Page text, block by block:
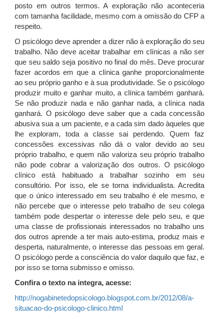
posto em outros termos. A exploração não aconteceria
com tamanha facilidade, mesmo com a omissão do CFP a
respeito.
O psicólogo deve aprender a dizer não à exploração do seu
trabalho. Não deve aceitar trabalhar em clínicas a não ser
que seu saldo seja positivo no final do mês. Deve procurar
fazer acordos em que a clínica ganhe proporcionalmente
ao seu próprio ganho e à sua produtividade. Se o psicólogo
produzir muito e ganhar muito, a clínica também ganhará.
Se não produzir nada e não ganhar nada, a clínica nada
ganhará. O psicólogo deve saber que a cada concessão
abusiva sua a um paciente, e a cada sim dado àqueles que
lhe exploram, toda a classe sai perdendo. Quem faz
concessões excessivas não dá o valor devido ao seu
próprio trabalho, e quem não valoriza seu próprio trabalho
não pode cobrar a valorização dos outros. O psicólogo
clínico está habituado a trabalhar sozinho em seu
consultório. Por isso, ele se torna individualista. Acredita
que o único interessado em seu trabalho é ele mesmo, e
não percebe que o interesse pelo trabalho de seu colega
também pode despertar o interesse dele pelo seu, e que
uma classe de profissionais interessados no trabalho uns
dos outros aprende a ter mais auto-estima, produz mais e
desperta, naturalmente, o interesse das pessoas em geral.
O psicólogo perde a consciência do valor daquilo que faz, e
por isso se torna submisso e omisso.
Confira o texto na integra, acesse:
http://nogabinetedopsicologo.blogspot.com.br/2012/08/a-
situacao-do-psicologo-clinico.html